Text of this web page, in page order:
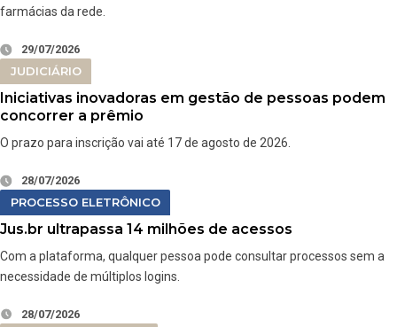
farmácias da rede.
29/07/2026
JUDICIÁRIO
Iniciativas inovadoras em gestão de pessoas podem
concorrer a prêmio
O prazo para inscrição vai até 17 de agosto de 2026.
28/07/2026
PROCESSO ELETRÔNICO
Jus.br ultrapassa 14 milhões de acessos
Com a plataforma, qualquer pessoa pode consultar processos sem a
necessidade de múltiplos logins.
28/07/2026